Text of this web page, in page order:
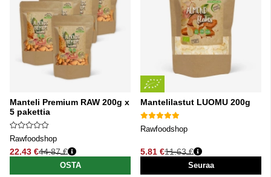
Manteli Premium RAW 200g x
5 pakettia
Rawfoodshop
22.43 €
Normaali hinta
44.87 €
OSTA
Mantelilastut LUOMU 200g
Rawfoodshop
5.81 €
Normaali hinta
11.63 €
Seuraa